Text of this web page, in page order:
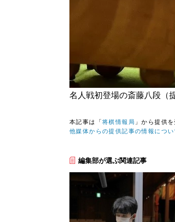
名人戦初登場の斎藤八段（
本記事は「将棋情報局 」から提供
他媒体からの提供記事の情報につい
編集部が選ぶ関連記事